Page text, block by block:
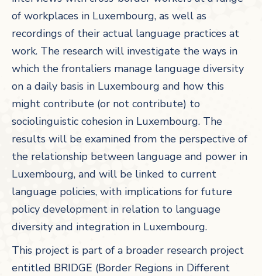
of workplaces in Luxembourg, as well as
recordings of their actual language practices at
work. The research will investigate the ways in
which the frontaliers manage language diversity
on a daily basis in Luxembourg and how this
might contribute (or not contribute) to
sociolinguistic cohesion in Luxembourg. The
results will be examined from the perspective of
the relationship between language and power in
Luxembourg, and will be linked to current
language policies, with implications for future
policy development in relation to language
diversity and integration in Luxembourg.
This project is part of a broader research project
entitled BRIDGE (Border Regions in Different